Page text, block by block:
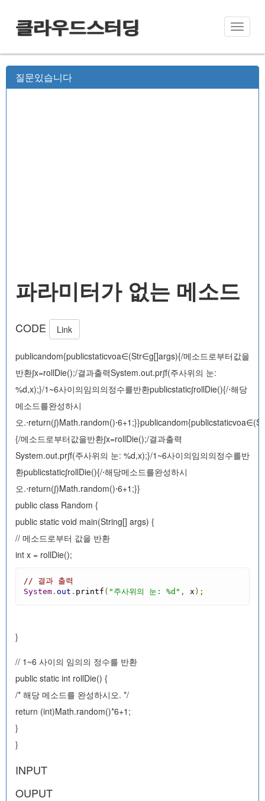
Toggle
클라우드스터딩
질문있습니다
파라미터가 없는 메소드
CODE Link
publicandom{publicstaticvoa∈(Str∈g[]args){/메소드로부터값을
반환∫x=rollDie();/결과출력System.out.pr∫f(주사위의 눈:
%d,x);}/1~6사이의임의의정수를반환publicstatic∫rollDie(){/⋅해당
메소드를완성하시
오
{/메소드로부터값을반환∫x=rollDie();/결과출력
System.out.pr∫f(주사위의 눈: %d,x);}/1~6사이의임의의정수를반
환publicstatic∫rollDie(){/⋅해당메소드를완성하시
오.⋅return(∫)Math.random()⋅6+1;}}
public class Random {
public static void main(String[] args) {
// 메소드로부터 값을 반환
int x = rollDie();
// 결과 출력
System . out . printf ( "주사위의 눈: %d" , x );
}
// 1~6 사이의 임의의 정수를 반환
public static int rollDie() {
/* 해당 메소드를 완성하시오. */
return (int)Math.random()*6+1;
}
}
INPUT
OUPUT